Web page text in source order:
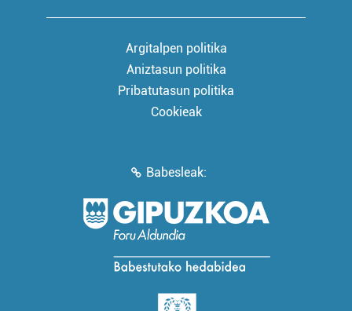
Argitalpen politika
Aniztasun politika
Pribatutasun politika
Cookieak
Babesleak: